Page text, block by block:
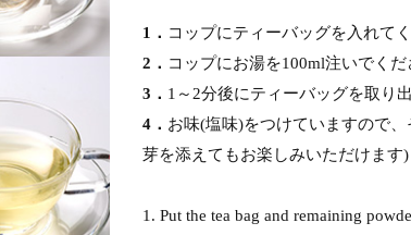
1． コップにティーバッグを入れて
2． コップにお湯を100ml注いでくだ
3． 1～2分後にティーバッグを取り
4． お味(塩味)をつけていますので
芽を添えてもお楽しみいただけます)
1. Put the tea bag and remaining